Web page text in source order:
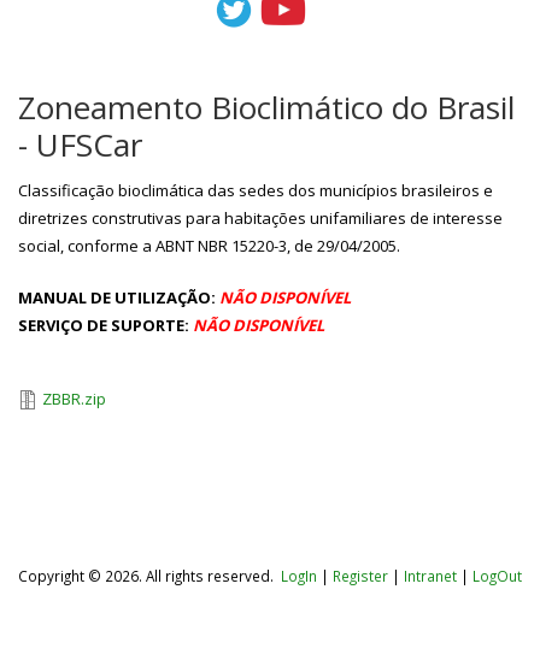
Zoneamento Bioclimático do Brasil
- UFSCar
Classificação bioclimática das sedes dos municípios brasileiros e
diretrizes construtivas para habitações unifamiliares de interesse
social, conforme a ABNT NBR 15220-3, de 29/04/2005.
MANUAL DE UTILIZAÇÃO: NÃO DISPONÍVEL
SERVIÇO DE SUPORTE: NÃO DISPONÍVEL
ZBBR.zip
Copyright © 2026. All rights reserved. LogIn | Register | Intranet | LogOut